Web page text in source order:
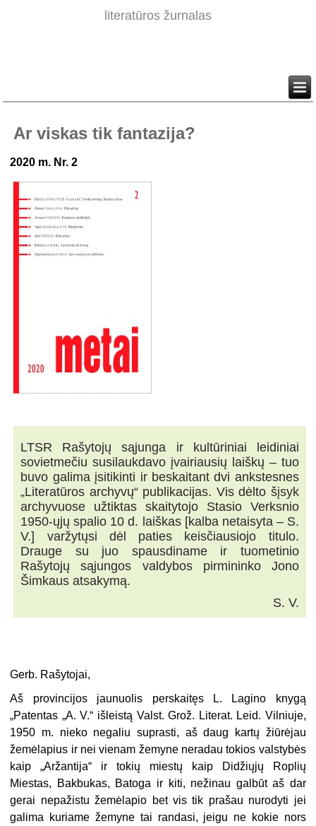
literatūros žurnalas
Ar viskas tik fantazija?
2020 m. Nr. 2
LTSR Rašytojų sąjunga ir kultūriniai leidiniai
sovietmečiu susilaukdavo įvairiausių laiškų – tuo
buvo galima įsitikinti ir beskaitant dvi ankstesnes
„Literatūros archyvų“ publikacijas. Vis dėlto šįsyk
archyvuose užtiktas skaitytojo Stasio Verksnio
1950-ųjų spalio 10 d. laiškas [kalba netaisyta – S.
V.] varžytųsi dėl paties keisčiausiojo titulo.
Drauge su juo spausdiname ir tuometinio
Rašytojų sąjungos valdybos pirmininko Jono
Šimkaus atsakymą.
S. V.
Gerb. Rašytojai,
Aš provincijos jaunuolis perskaitęs L. Lagino knygą
„Patentas „A. V.“ išleistą Valst. Grož. Literat. Leid. Vilniuje,
1950 m. nieko negaliu suprasti, aš daug kartų žiūrėjau
žemėlapius ir nei vienam žemyne neradau tokios valstybės
kaip „Aržantija“ ir tokių miestų kaip Didžiųjų Roplių
Miestas, Bakbukas, Batoga ir kiti, nežinau galbūt aš dar
gerai nepažistu žemėlapio bet vis tik prašau nurodyti jei
galima kuriame žemyne tai randasi, jeigu ne kokie nors